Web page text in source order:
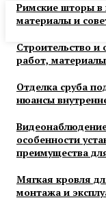
Римские шторы в
материалы и
Строительство и
работ,
Отделка сруба
нюансы
особенности
преимущества
Мягкая кровля
монтажа и